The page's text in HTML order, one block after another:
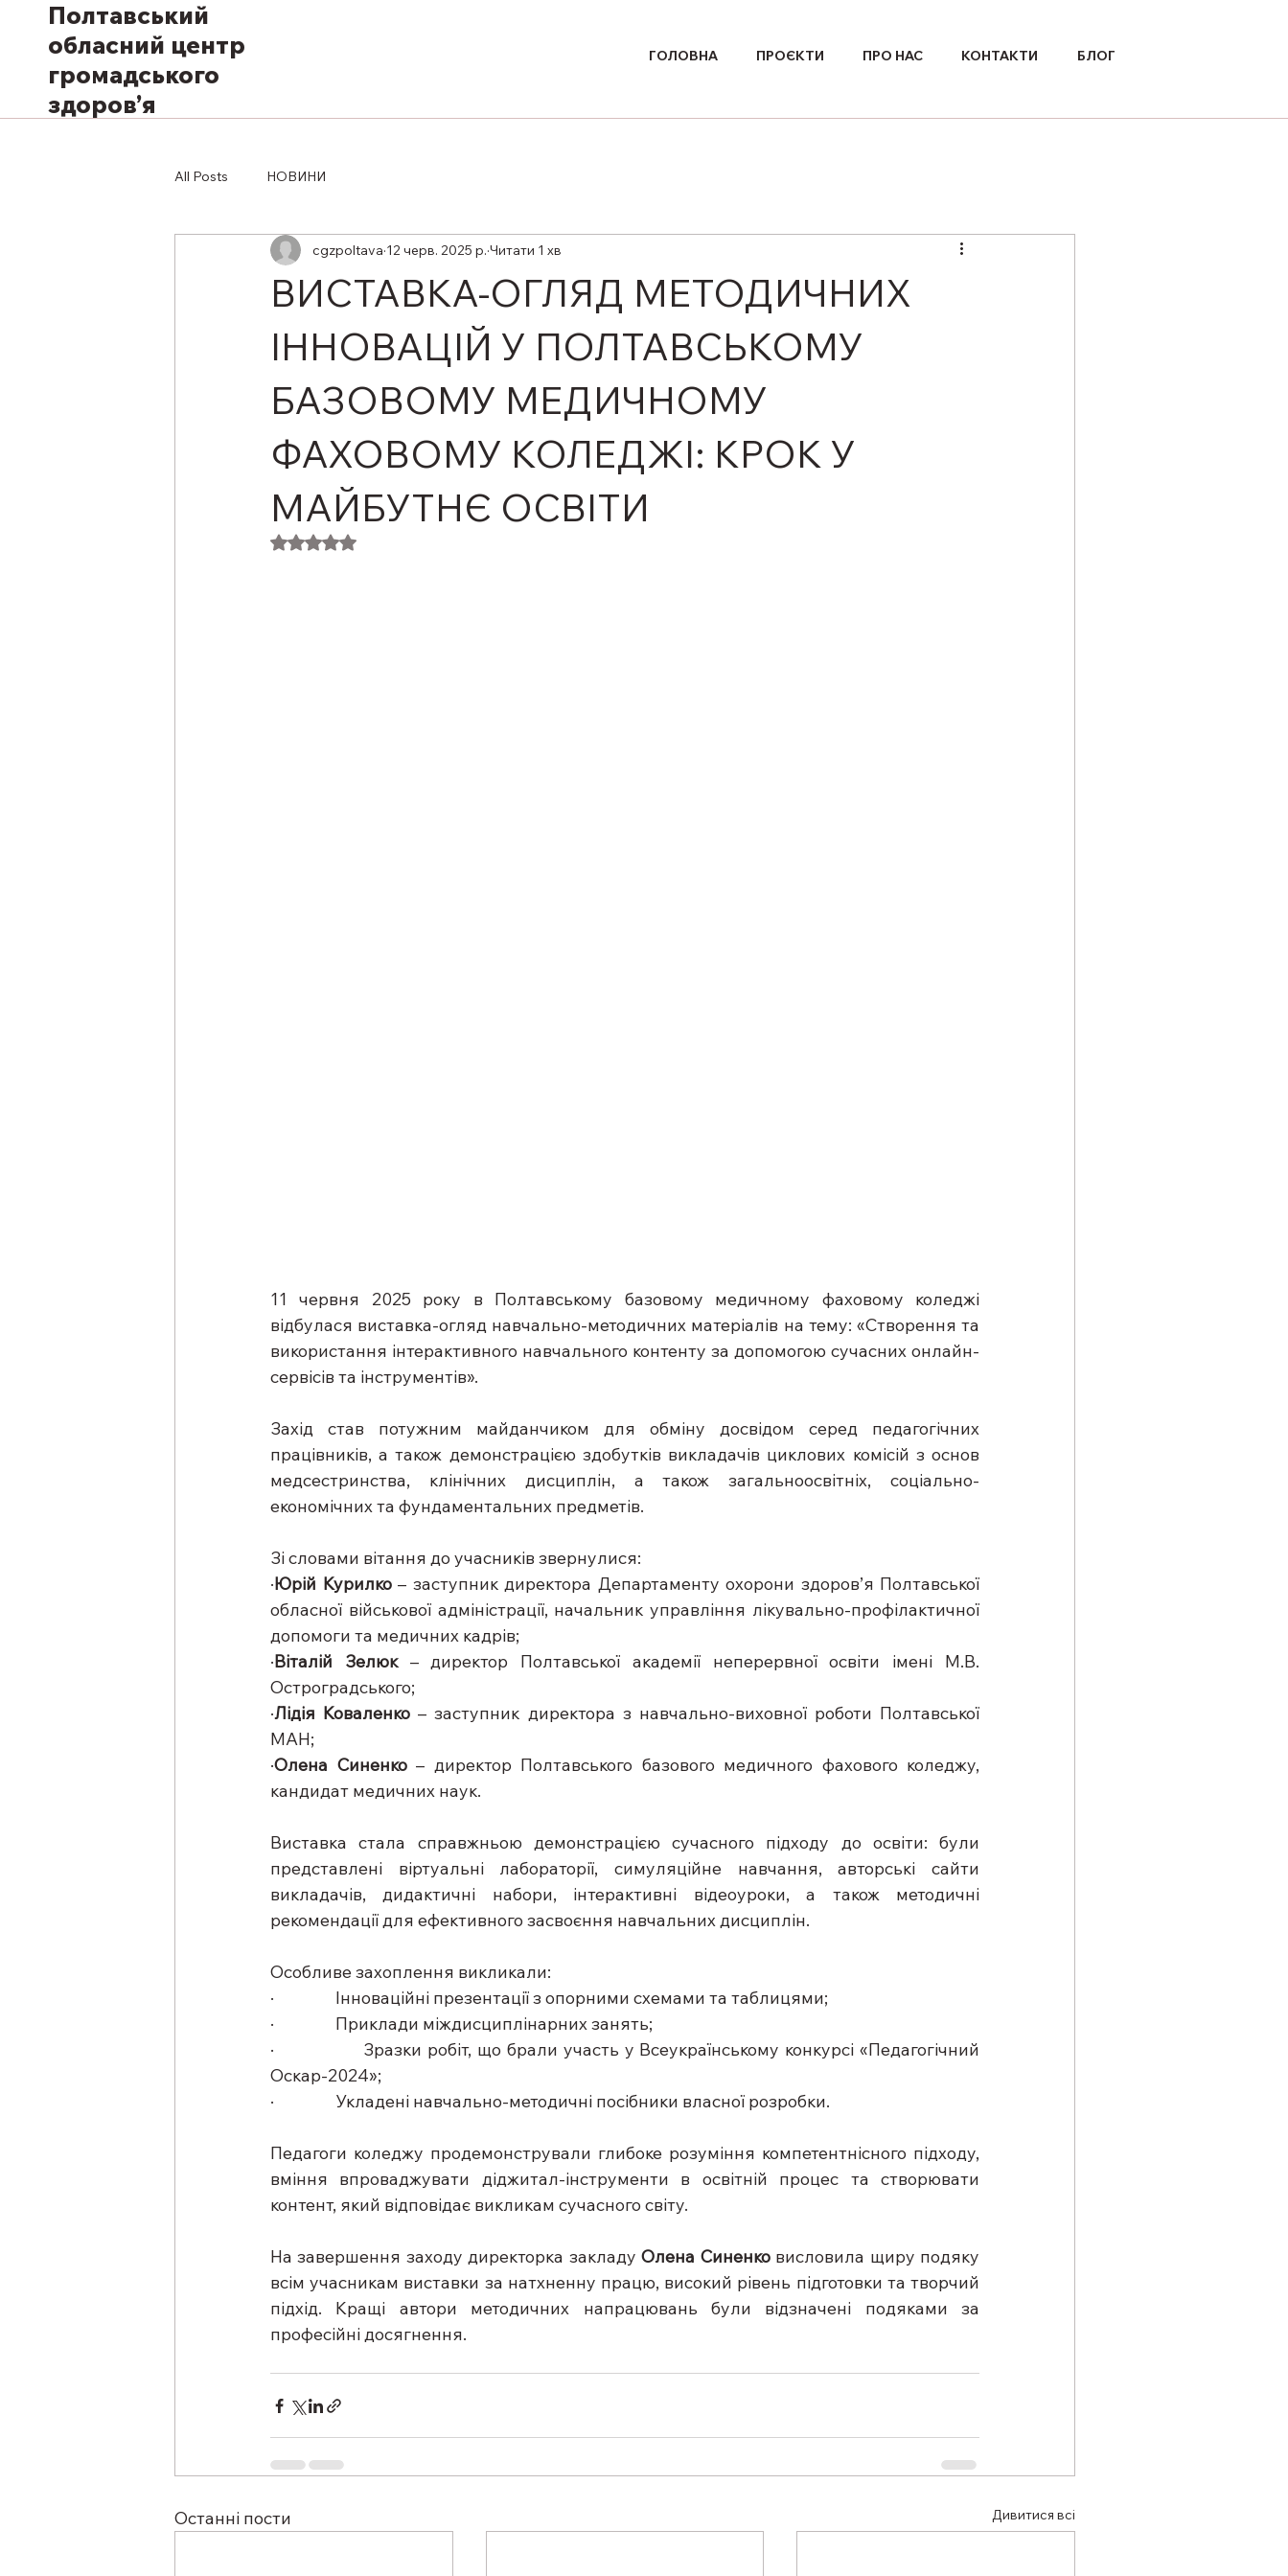
Полтавський
обласний центр
громадського
здоров’я
ГОЛОВНА ПРОЄКТИ ПРО НАС КОНТАКТИ БЛОГ
All Posts НОВИНИ
ВИСТАВКА-ОГЛЯД МЕТОДИЧНИХ
ІННОВАЦІЙ У ПОЛТАВСЬКОМУ
БАЗОВОМУ МЕДИЧНОМУ
ФАХОВОМУ КОЛЕДЖІ: КРОК У
МАЙБУТНЄ ОСВІТИ
cgzpoltava 12 черв. 2025 р. Читати 1 хв
Оцінка: NaN з 5 зірок.
11 червня 2025 року в Полтавському базовому медичному фаховому коледжі
відбулася виставка-огляд навчально-методичних матеріалів на тему: «Створення та
використання інтерактивного навчального контенту за допомогою сучасних онлайн-
сервісів та інструментів».
Захід став потужним майданчиком для обміну досвідом серед педагогічних
працівників, а також демонстрацією здобутків викладачів циклових комісій з основ
медсестринства, клінічних дисциплін, а також загальноосвітніх, соціально-
економічних та фундаментальних предметів.
Зі словами вітання до учасників звернулися:
·Юрій Курилко – заступник директора Департаменту охорони здоров’я Полтавської
обласної військової адміністрації, начальник управління лікувально-профілактичної
допомоги та медичних кадрів;
·Віталій Зелюк – директор Полтавської академії неперервної освіти імені М.В.
Остроградського;
·Лідія Коваленко – заступник директора з навчально-виховної роботи Полтавської
МАН;
·Олена Синенко – директор Полтавського базового медичного фахового коледжу,
кандидат медичних наук.
Виставка стала справжньою демонстрацією сучасного підходу до освіти: були
представлені віртуальні лабораторії, симуляційне навчання, авторські сайти
викладачів, дидактичні набори, інтерактивні відеоуроки, а також методичні
рекомендації для ефективного засвоєння навчальних дисциплін.
Особливе захоплення викликали:
·                Інноваційні презентації з опорними схемами та таблицями;
·                Приклади міждисциплінарних занять;
·                Зразки робіт, що брали участь у Всеукраїнському конкурсі «Педагогічний
Оскар-2024»;
·                Укладені навчально-методичні посібники власної розробки.
Педагоги коледжу продемонстрували глибоке розуміння компетентнісного підходу,
вміння впроваджувати діджитал-інструменти в освітній процес та створювати
контент, який відповідає викликам сучасного світу.
На завершення заходу директорка закладу Олена Синенко висловила щиру подяку
всім учасникам виставки за натхненну працю, високий рівень підготовки та творчий
підхід. Кращі автори методичних напрацювань були відзначені подяками за
професійні досягнення.
Останні пости Дивитися всі